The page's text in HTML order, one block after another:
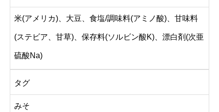
米(アメリカ)、大豆、食塩/調味料(アミノ酸)、甘味料
(ステビア、甘草)、保存料(ソルビン酸K)、漂白剤(次亜
硫酸Na)
タグ
みそ